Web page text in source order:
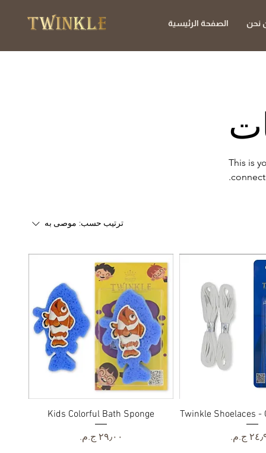
الصفحة الرئيسية نحن
This is
ترتيب حسب: موصى به
السريع
Twinkle Shoelaces - العرض السريع
Kids Colorful Bath Sponge
السعر